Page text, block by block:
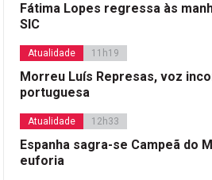
Fátima Lopes regressa às
SIC
Atualidade 11h19
Morreu Luís Represas, voz
portuguesa
Atualidade 12h33
Espanha sagra-se Campeã do
euforia